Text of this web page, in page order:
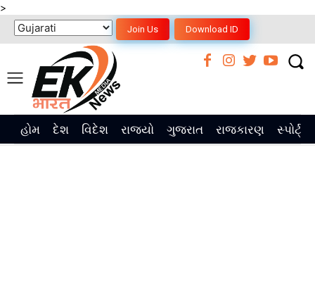
>
Join Us Download ID
હોમ દેશ વિદેશ રાજ્યો ગુજરાત રાજકારણ સ્પોર્ટ્સ